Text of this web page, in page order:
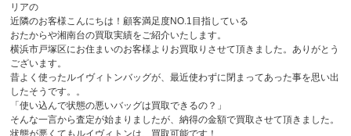
リアの
近隣のお客様こんにちは！顧客満足度NO.1目指している
おたからや湘南台の買取実績をご紹介いたします。
横浜市戸塚区にお住まいのお客様よりお買取りさせて頂きました。ありがとう
ございます。
昔よく使ったルイヴィトンバッグが、最近使わずに閉まってあった事を思い出
したそうです。。
「使い込んで状態の悪いバッグは買取できるの？」
そんな一言から査定が始まりましたが、納得の金額で買取させて頂きました。
状態が悪くてもルイヴィトンは、買取可能です！